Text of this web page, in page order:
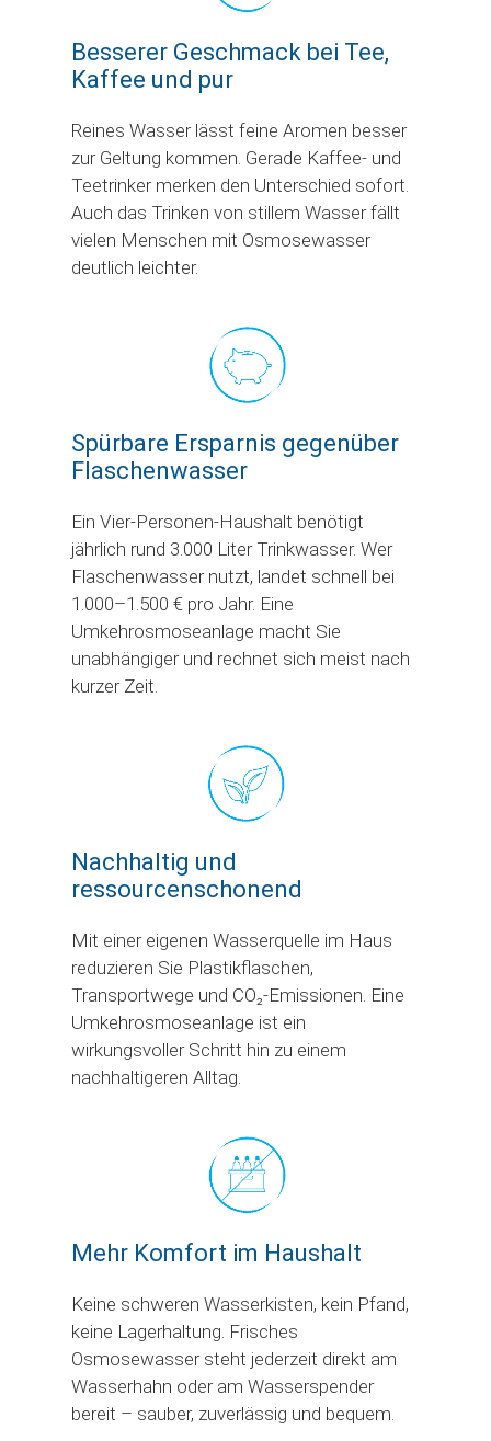
Besserer Geschmack bei Tee,
Kaffee und pur
Reines Wasser lässt feine Aromen besser
zur Geltung kommen. Gerade Kaffee- und
Teetrinker merken den Unterschied sofort.
Auch das Trinken von stillem Wasser fällt
vielen Menschen mit Osmosewasser
deutlich leichter.
Spürbare Ersparnis gegenüber
Flaschenwasser
Ein Vier-Personen-Haushalt benötigt
jährlich rund 3.000 Liter Trinkwasser. Wer
Flaschenwasser nutzt, landet schnell bei
1.000–1.500 € pro Jahr. Eine
Umkehrosmoseanlage macht Sie
unabhängiger und rechnet sich meist nach
kurzer Zeit.
Nachhaltig und
ressourcenschonend
Mit einer eigenen Wasserquelle im Haus
reduzieren Sie Plastikflaschen,
Transportwege und CO₂-Emissionen. Eine
Umkehrosmoseanlage ist ein
wirkungsvoller Schritt hin zu einem
nachhaltigeren Alltag.
Mehr Komfort im Haushalt
Keine schweren Wasserkisten, kein Pfand,
keine Lagerhaltung. Frisches
Osmosewasser steht jederzeit direkt am
Wasserhahn oder am Wasserspender
bereit – sauber, zuverlässig und bequem.